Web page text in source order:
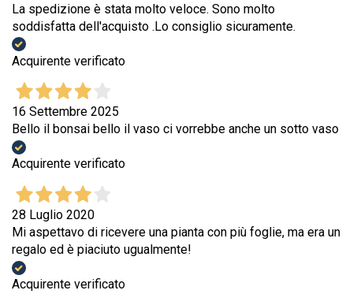
La spedizione è stata molto veloce. Sono molto
soddisfatta dell'acquisto .Lo consiglio sicuramente.
Acquirente verificato
16 Settembre 2025
Bello il bonsai bello il vaso ci vorrebbe anche un sotto vaso
Acquirente verificato
28 Luglio 2020
Mi aspettavo di ricevere una pianta con più foglie, ma era un
regalo ed è piaciuto ugualmente!
Acquirente verificato